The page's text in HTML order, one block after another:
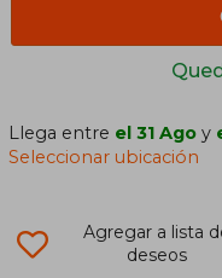
Llega entre el 31 Ago y
Seleccionar ubicación
Agregar a lista
deseos